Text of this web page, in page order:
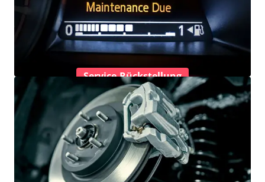
Service-Rückstellung